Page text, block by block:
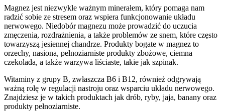
Magnez jest niezwykle ważnym minerałem, który pomaga nam
radzić sobie ze stresem oraz wspiera funkcjonowanie układu
nerwowego. Niedobór magnezu może prowadzić do uczucia
zmęczenia, rozdrażnienia, a także problemów ze snem, które często
towarzyszą jesiennej chandrze. Produkty bogate w magnez to
orzechy, nasiona, pełnoziarniste produkty zbożowe, ciemna
czekolada, a także warzywa liściaste, takie jak szpinak.
Witaminy z grupy B, zwłaszcza B6 i B12, również odgrywają
ważną rolę w regulacji nastroju oraz wsparciu układu nerwowego.
Znajdziesz je w takich produktach jak drób, ryby, jaja, banany oraz
produkty pełnoziarniste.